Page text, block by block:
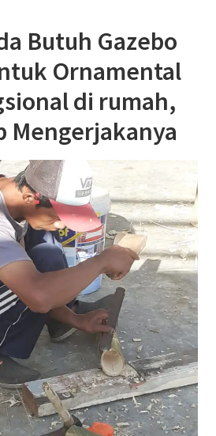
Butuh Gazebo
Ornamental
di rumah,
Mengerjakanya